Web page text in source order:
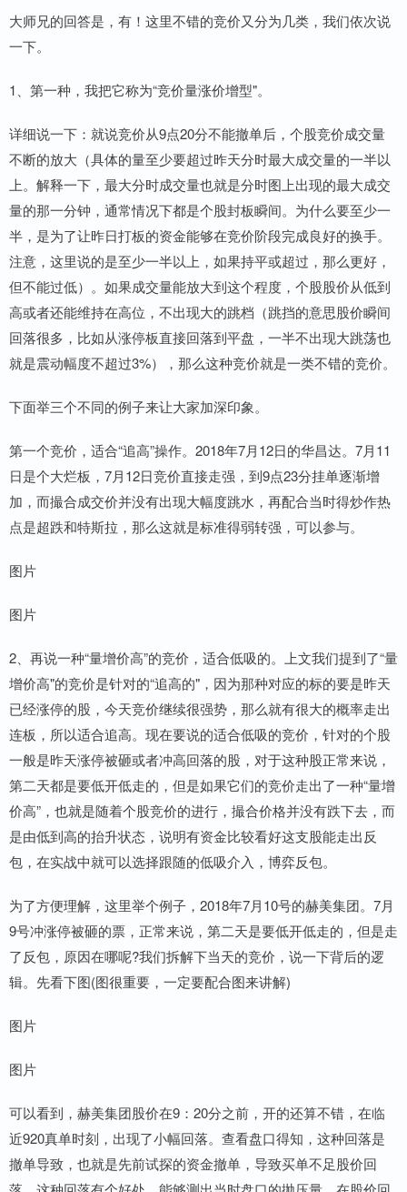
大师兄的回答是，有！这里不错的竞价又分为几类，我们依次说
一下。
1、第一种，我把它称为“竞价量涨价增型"。
详细说一下：就说竞价从9点20分不能撤单后，个股竞价成交量
不断的放大（具体的量至少要超过昨天分时最大成交量的一半以
上。解释一下，最大分时成交量也就是分时图上出现的最大成交
量的那一分钟，通常情况下都是个股封板瞬间。为什么要至少一
半，是为了让昨日打板的资金能够在竞价阶段完成良好的换手。
注意，这里说的是至少一半以上，如果持平或超过，那么更好，
但不能过低）。如果成交量能放大到这个程度，个股股价从低到
高或者还能维持在高位，不出现大的跳档（跳挡的意思股价瞬间
回落很多，比如从涨停板直接回落到平盘，一半不出现大跳荡也
就是震动幅度不超过3%），那么这种竞价就是一类不错的竞价。
下面举三个不同的例子来让大家加深印象。
第一个竞价，适合“追高”操作。2018年7月12日的华昌达。7月11
日是个大烂板，7月12日竞价直接走强，到9点23分挂单逐渐增
加，而撮合成交价并没有出现大幅度跳水，再配合当时得炒作热
点是超跌和特斯拉，那么这就是标准得弱转强，可以参与。
图片
图片
2、再说一种“量增价高”的竞价，适合低吸的。上文我们提到了“量
增价高"的竞价是针对的“追高的"，因为那种对应的标的要是昨天
已经涨停的股，今天竞价继续很强势，那么就有很大的概率走出
连板，所以适合追高。现在要说的适合低吸的竞价，针对的个股
一般是昨天涨停被砸或者冲高回落的股，对于这种股正常来说，
第二天都是要低开低走的，但是如果它们的竞价走出了一种“量增
价高”，也就是随着个股竞价的进行，撮合价格并没有跌下去，而
是由低到高的抬升状态，说明有资金比较看好这支股能走出反
包，在实战中就可以选择跟随的低吸介入，博弈反包。
为了方便理解，这里举个例子，2018年7月10号的赫美集团。7月
9号冲涨停被砸的票，正常来说，第二天是要低开低走的，但是走
了反包，原因在哪呢?我们拆解下当天的竞价，说一下背后的逻
辑。先看下图(图很重要，一定要配合图来讲解)
图片
图片
可以看到，赫美集团股价在9：20分之前，开的还算不错，在临
近920真单时刻，出现了小幅回落。查看盘口得知，这种回落是
撤单导致，也就是先前试探的资金撤单，导致买单不足股价回